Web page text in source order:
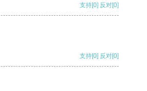
支持[0] 反对[0]
支持[0] 反对[0]